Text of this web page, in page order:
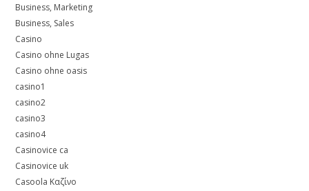
Business, Marketing
Business, Sales
Casino
Casino ohne Lugas
Casino ohne oasis
casino1
casino2
casino3
casino4
Casinovice ca
Casinovice uk
Casoola Καζίνο